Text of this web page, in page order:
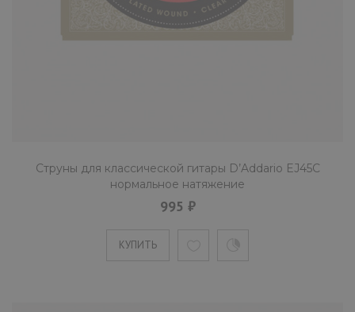
Струны для классической гитары D’Addario EJ45C
нормальное натяжение
995 ₽
КУПИТЬ